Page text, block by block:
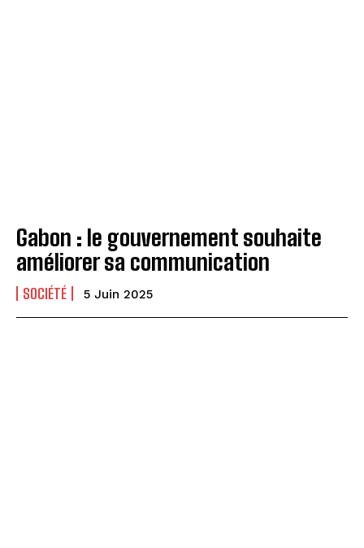
Gabon : le gouvernement souhaite
améliorer sa communication
SOCIÉTÉ 5 Juin 2025